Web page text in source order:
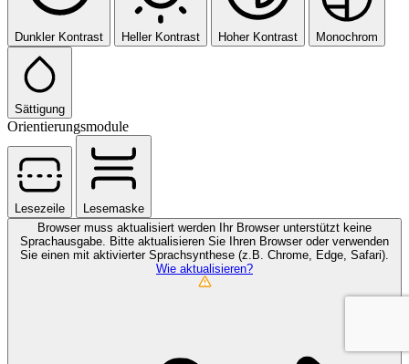
Dunkler Kontrast Heller Kontrast Hoher Kontrast Monochrom
Sättigung
Orientierungsmodule
Lesezeile
Lesemaske
Browser muss aktualisiert werden
Ihr Browser unterstützt keine
Sprachausgabe. Bitte aktualisieren Sie Ihren Browser oder verwenden
Sie einen mit aktivierter Sprachsynthese (z.B. Chrome, Edge, Safari).
Wie aktualisieren?